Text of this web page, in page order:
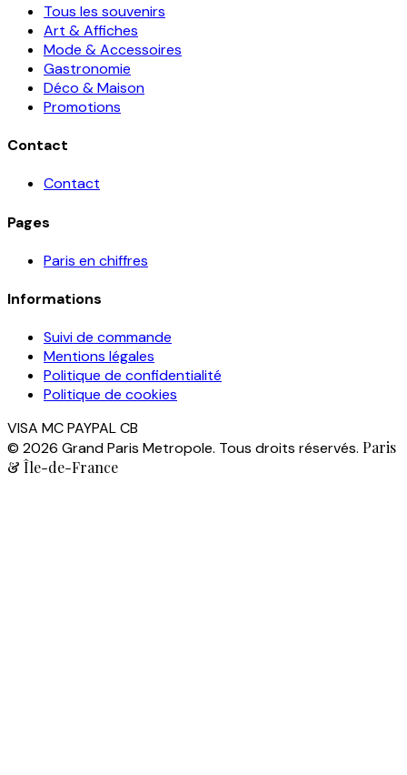
Tous les souvenirs
Art & Affiches
Mode & Accessoires
Gastronomie
Déco & Maison
Promotions
Contact
Contact
Pages
Paris en chiffres
Informations
Suivi de commande
Mentions légales
Politique de confidentialité
Politique de cookies
VISA MCPAYPALCB
© 2026 Grand Paris Metropole. Tous droits réservés. Paris
& Île-de-France